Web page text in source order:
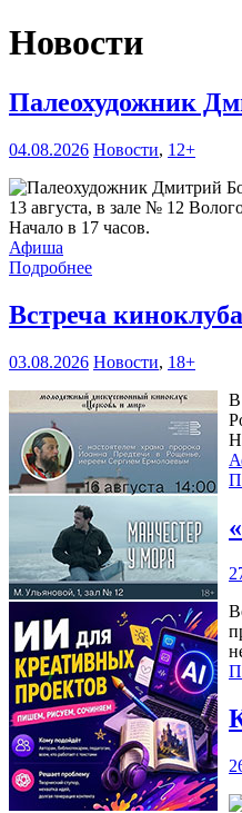
Новости
Палеохудожник
04.08.2026 Новости, 12+
13 августа, в зале № 12
Начало в 17 часов.
Афиша
Подробнее
Встреча
03.08.2026 Новости, 18+
В